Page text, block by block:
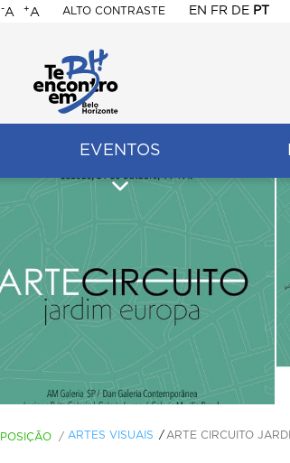
-A +A ALTO CONTRASTE EN FR DE PT
EVENTOS
/ ARTES VISUAIS ARTE CIRCUITO